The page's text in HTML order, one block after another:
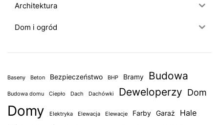
Architektura
Dom i ogród
Baseny Beton Bezpieczeństwo BHP Bramy Budowa
Budowa domu Ciepło Dach Dachówki Deweloperzy Dom
Domy Elektryka Elewacja Elewacje Farby Garaż Hale